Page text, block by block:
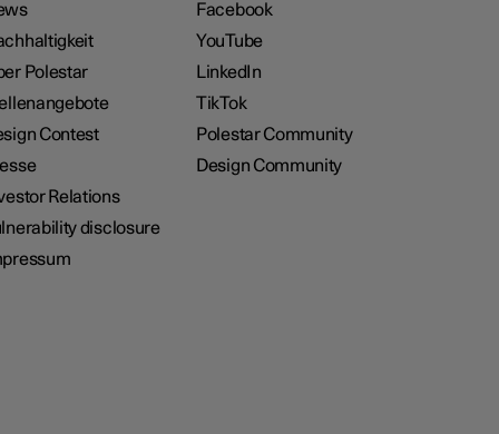
Polestar
Contest
Relations
disclosure
Facebook
YouTube
LinkedIn
TikTok
Polestar Community
Design Community